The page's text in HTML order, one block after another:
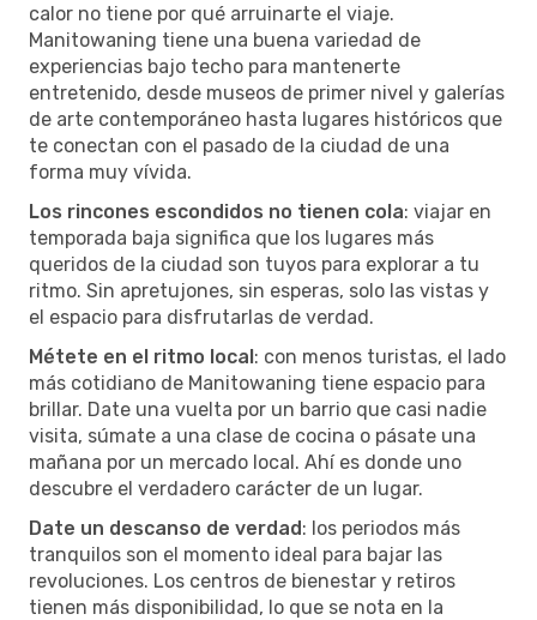
calor no tiene por qué arruinarte el viaje.
Manitowaning tiene una buena variedad de
experiencias bajo techo para mantenerte
entretenido, desde museos de primer nivel y galerías
de arte contemporáneo hasta lugares históricos que
te conectan con el pasado de la ciudad de una
forma muy vívida.
Los rincones escondidos no tienen cola: viajar en
temporada baja significa que los lugares más
queridos de la ciudad son tuyos para explorar a tu
ritmo. Sin apretujones, sin esperas, solo las vistas y
el espacio para disfrutarlas de verdad.
Métete en el ritmo local: con menos turistas, el lado
más cotidiano de Manitowaning tiene espacio para
brillar. Date una vuelta por un barrio que casi nadie
visita, súmate a una clase de cocina o pásate una
mañana por un mercado local. Ahí es donde uno
descubre el verdadero carácter de un lugar.
Date un descanso de verdad: los periodos más
tranquilos son el momento ideal para bajar las
revoluciones. Los centros de bienestar y retiros
tienen más disponibilidad, lo que se nota en la